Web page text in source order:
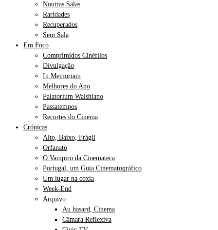
Noutras Salas
Raridades
Recuperados
Sem Sala
Em Foco
Comprimidos Cinéfilos
Divulgação
In Memoriam
Melhores do Ano
Palatorium Walshiano
Passatempos
Recortes do Cinema
Crónicas
Alto, Baixo, Frágil
Orfanato
O Vampiro da Cinemateca
Portugal, um Guia Cinematográfico
Um lugar na coxia
Week-End
Arquivo
Au hasard, Cinema
Câmara Reflexiva